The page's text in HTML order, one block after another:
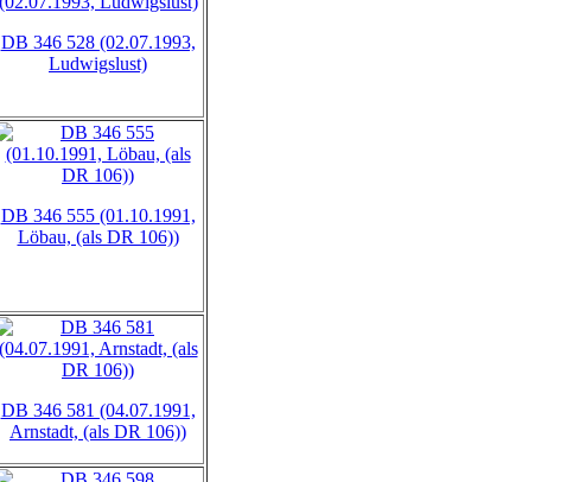
DB 346 528 (02.07.1993,
Ludwigslust)
DB 346 555 (01.10.1991,
Löbau, (als DR 106))
DB 346 581 (04.07.1991,
Arnstadt, (als DR 106))